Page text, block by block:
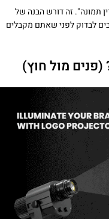
תמונה". זה דורש הבנה של
לבדוק לפני שאתם מקבלים